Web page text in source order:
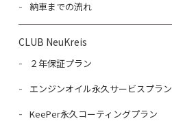
納車までの流れ
CLUB NeuKreis
２年保証プラン
エンジンオイル永久サービスプラン
KeePer永久コーティングプラン